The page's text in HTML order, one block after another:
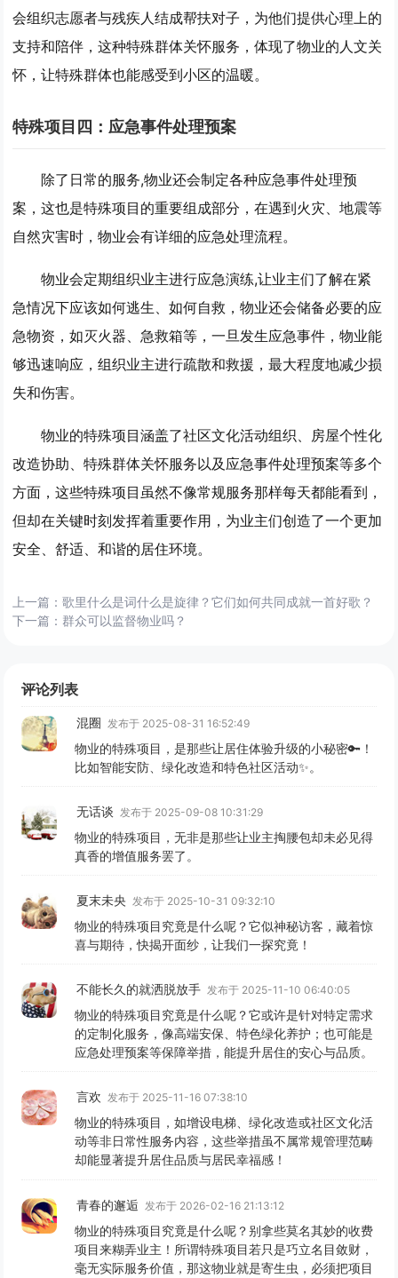
会组织志愿者与残疾人结成帮扶对子，为他们提供心理上的
支持和陪伴，这种特殊群体关怀服务，体现了物业的人文关
怀，让特殊群体也能感受到小区的温暖。
特殊项目四：应急事件处理预案
除了日常的服务,物业还会制定各种应急事件处理预
案，这也是特殊项目的重要组成部分，在遇到火灾、地震等
自然灾害时，物业会有详细的应急处理流程。
物业会定期组织业主进行应急演练,让业主们了解在紧
急情况下应该如何逃生、如何自救，物业还会储备必要的应
急物资，如灭火器、急救箱等，一旦发生应急事件，物业能
够迅速响应，组织业主进行疏散和救援，最大程度地减少损
失和伤害。
物业的特殊项目涵盖了社区文化活动组织、房屋个性化
改造协助、特殊群体关怀服务以及应急事件处理预案等多个
方面，这些特殊项目虽然不像常规服务那样每天都能看到，
但却在关键时刻发挥着重要作用，为业主们创造了一个更加
安全、舒适、和谐的居住环境。
上一篇：歌里什么是词什么是旋律？它们如何共同成就一首好歌？
下一篇：群众可以监督物业吗？
评论列表
混圈 发布于 2025-08-31 16:52:49
物业的特殊项目，是那些让居住体验升级的小秘密🔑！
比如智能安防、绿化改造和特色社区活动✨。
无话谈 发布于 2025-09-08 10:31:29
物业的特殊项目，无非是那些让业主掏腰包却未必见得
真香的增值服务罢了。
夏末未央 发布于 2025-10-31 09:32:10
物业的特殊项目究竟是什么呢？它似神秘访客，藏着惊
喜与期待，快揭开面纱，让我们一探究竟！
不能长久的就洒脱放手 发布于 2025-11-10 06:40:05
物业的特殊项目究竟是什么呢？它或许是针对特定需求
的定制化服务，像高端安保、特色绿化养护；也可能是
应急处理预案等保障举措，能提升居住的安心与品质。
言欢 发布于 2025-11-16 07:38:10
物业的特殊项目，如增设电梯、绿化改造或社区文化活
动等非日常性服务内容，这些举措虽不属常规管理范畴
却能显著提升居住品质与居民幸福感！
青春的邂逅 发布于 2026-02-16 21:13:12
物业的特殊项目究竟是什么呢？别拿些莫名其妙的收费
项目来糊弄业主！所谓特殊项目若只是巧立名目敛财，
毫无实际服务价值，那这物业就是寄生虫，必须把项目